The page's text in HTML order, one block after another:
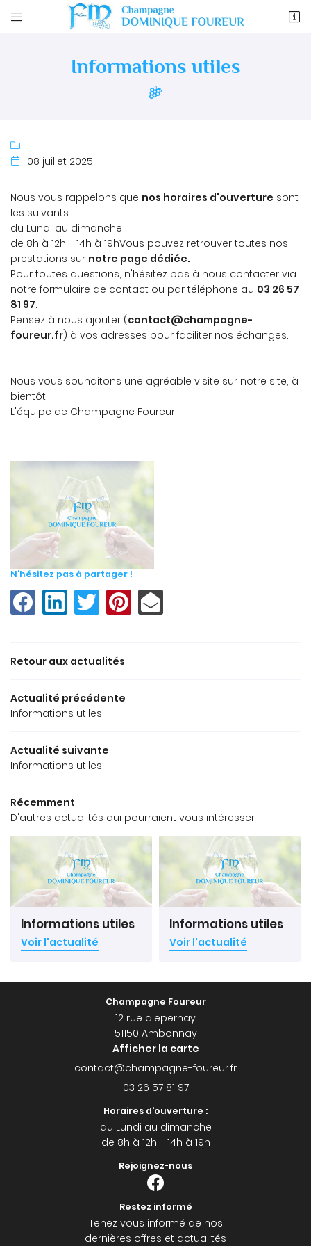

Accueil
La Gamme
Actualités

Rejoignez-
12 rue d'epernay
03 26 57 81 97
 Adresse email de réception
En cochant cette case, vous consentez à recevoir nos propositions
commerciales à l'adresse email indiqué ci-dessus. Vous pouvez vous
désinscrire à tout moment en utilisantle formulaire de désinscription
INSCRIPTION
Informations utiles


08 juillet 2025
Nous vous rappelons que nos horaires d'ouverture sont
les suivants:
du Lundi au dimanche
de 8h à 12h - 14h à 19hVous pouvez retrouver toutes nos
prestations sur notre page dédiée.
Pour toutes questions, n'hésitez pas à nous contacter via
notre formulaire de contact ou par téléphone au 03 26 57
81 97.
Pensez à nous ajouter (contact@champagne-
foureur.fr) à vos adresses pour faciliter nos échanges.
Nous vous souhaitons une agréable visite sur notre site, à
bientôt.
L'équipe de Champagne Foureur
N'hésitez pas à partager !
Retour aux actualités
Actualité précédente
Informations utiles
Actualité suivante
Informations utiles
Récemment
D'autres actualités qui pourraient vous intéresser
Informations utiles
Voir l'actualité
Informations utiles
Voir l'actualité
Champagne Foureur
12 rue d'epernay
51150 Ambonnay
Afficher la carte
03 26 57 81 97
Horaires d'ouverture :
du Lundi au dimanche
de 8h à 12h - 14h à 19h
Rejoignez-nous
Restez informé
Tenez vous informé de nos
dernières offres et actualités